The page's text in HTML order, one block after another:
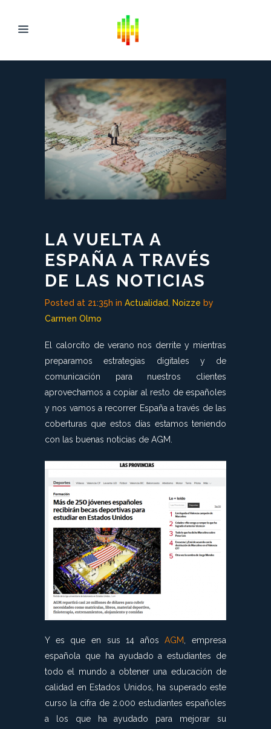
LA VUELTA A
ESPAÑA A TRAVÉS
DE LAS NOTICIAS
Posted at 21:35h in Actualidad, Noizze by
Carmen Olmo
El calorcito de verano nos derrite y mientras
preparamos estrategias digitales y de
comunicación para nuestros clientes
aprovechamos a copiar al resto de españoles
y nos vamos a recorrer España a través de las
coberturas que estos días estamos teniendo
con las buenas noticias de AGM.
Y es que en sus 14 añosAGM
, empresa
española que ha ayudado a estudiantes de
todo el mundo a obtener una educación de
calidad en Estados Unidos, ha superado este
curso la cifra de 2.000 estudiantes españoles
a los que ha ayudado para mejorar su